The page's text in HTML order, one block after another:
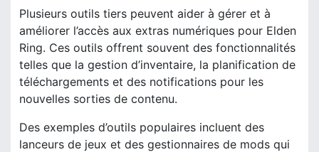
Plusieurs outils tiers peuvent aider à gérer et à
améliorer l’accès aux extras numériques pour Elden
Ring. Ces outils offrent souvent des fonctionnalités
telles que la gestion d’inventaire, la planification de
téléchargements et des notifications pour les
nouvelles sorties de contenu.
Des exemples d’outils populaires incluent des
lanceurs de jeux et des gestionnaires de mods qui